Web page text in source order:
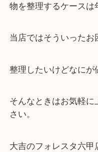
で顧客満足度No1を
・六甲道駅（北側/
「フォレスタ」の